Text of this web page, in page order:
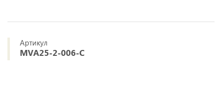
Артикул
MVA25-2-006-C